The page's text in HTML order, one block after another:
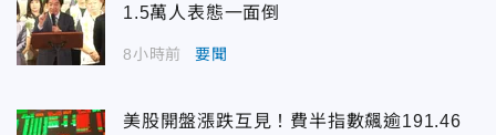
1.5萬人表態一面倒
8小時前 要聞
美股開盤漲跌互見！費半指數飆逾191.46